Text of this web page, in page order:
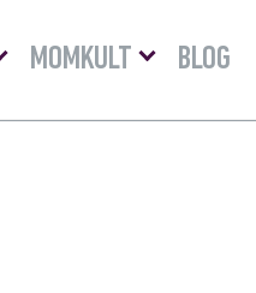
Menü
lenyitásaMOMKULT
Menü
lenyitása
BLOG